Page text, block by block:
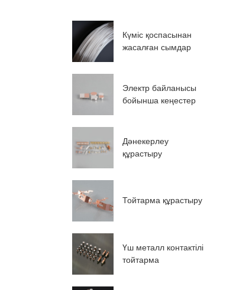
Күміс қоспасынан
жасалған сымдар
Электр байланысы
бойынша кеңестер
Дәнекерлеу
құрастыру
Тойтарма құрастыру
Үш металл контактілі
тойтарма